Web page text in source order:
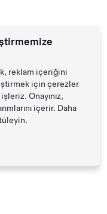
reklam içeriğini
için çerezler
Onayınız,
içerir. Daha